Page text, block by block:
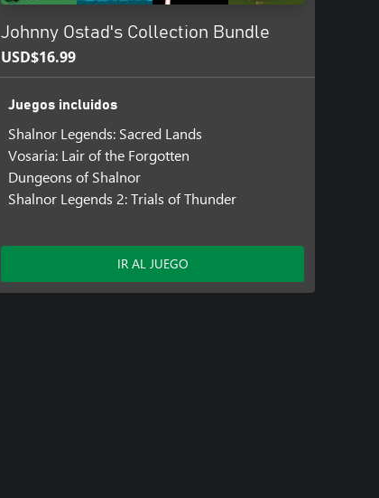
Johnny Ostad's Collection Bundle
USD$16.99
Juegos incluidos
Shalnor Legends: Sacred Lands
Vosaria: Lair of the Forgotten
Dungeons of Shalnor
Shalnor Legends 2: Trials of Thunder
IR AL JUEGO